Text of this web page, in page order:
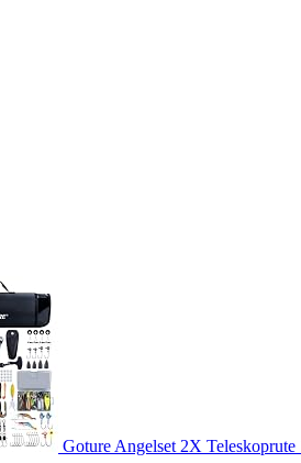
Goture Angelset 2X Teleskoprute